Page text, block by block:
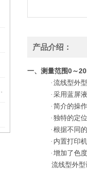
产品介绍：
一、 测量范围0～
· 流线型外
· 采用蓝屏
· 简介的操
· 独特的定
· 根据不同
· 内置打印
· 增加了色
流线型外